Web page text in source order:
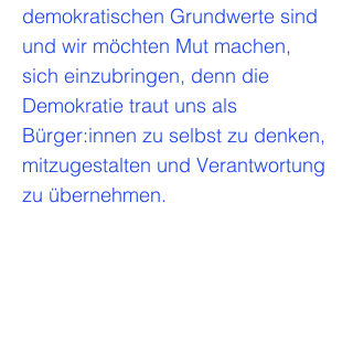
demokratischen Grundwerte sind
und wir möchten Mut machen,
sich einzubringen, denn die
Demokratie traut uns als
Bürger:innen zu selbst zu denken,
mitzugestalten und Verantwortung
zu übernehmen.